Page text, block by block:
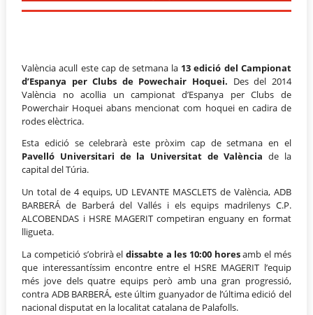
València acull este cap de setmana la 13 edició del Campionat
d’Espanya per Clubs de Powechair Hoquei. Des del 2014
València no acollia un campionat d’Espanya per Clubs de
Powerchair Hoquei abans mencionat com hoquei en cadira de
rodes elèctrica.
Esta edició se celebrarà este pròxim cap de setmana en el
Pavelló Universitari de la Universitat de València de la
capital del Túria.
Un total de 4 equips, UD LEVANTE MASCLETS de València, ADB
BARBERÁ de Barberá del Vallés i els equips madrilenys C.P.
ALCOBENDAS i HSRE MAGERIT competiran enguany en format
lligueta.
La competició s’obrirà el dissabte a les 10:00 horesamb el més
que interessantíssim encontre entre el HSRE MAGERIT l’equip
més jove dels quatre equips però amb una gran progressió,
contra ADB BARBERÁ, este últim guanyador de l’última edició del
nacional disputat en la localitat catalana de Palafolls.